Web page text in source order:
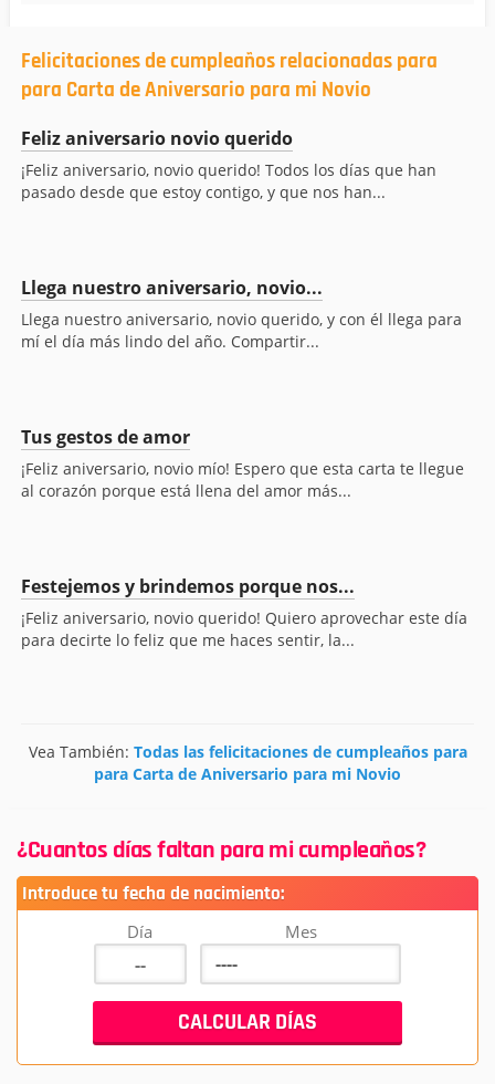
Felicitaciones de cumpleaños relacionadas para
para Carta de Aniversario para mi Novio
Feliz aniversario novio querido
¡Feliz aniversario, novio querido! Todos los días que han
pasado desde que estoy contigo, y que nos han...
Llega nuestro aniversario, novio...
Llega nuestro aniversario, novio querido, y con él llega para
mí el día más lindo del año. Compartir...
Tus gestos de amor
¡Feliz aniversario, novio mío! Espero que esta carta te llegue
al corazón porque está llena del amor más...
Festejemos y brindemos porque nos...
¡Feliz aniversario, novio querido! Quiero aprovechar este día
para decirte lo feliz que me haces sentir, la...
Vea También: Todas las felicitaciones de cumpleaños para
para Carta de Aniversario para mi Novio
¿Cuantos días faltan para mi cumpleaños?
Introduce tu fecha de nacimiento:
Día Mes